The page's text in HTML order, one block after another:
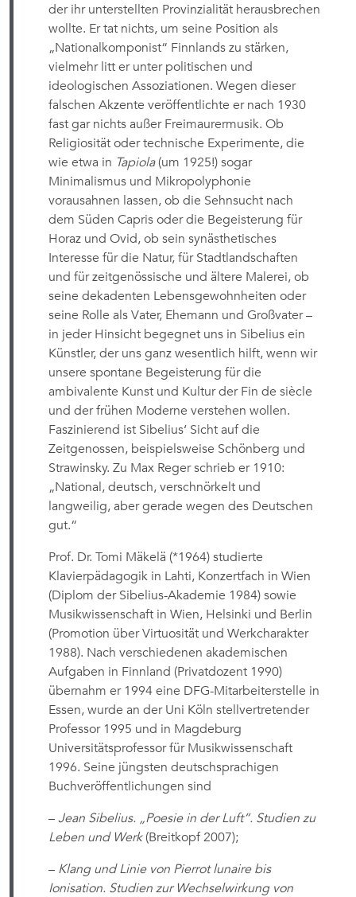
der ihr unterstellten Provinzialität herausbrechen
wollte. Er tat nichts, um seine Position als
„Nationalkomponist“ Finnlands zu stärken,
vielmehr litt er unter politischen und
ideologischen Assoziationen. Wegen dieser
falschen Akzente veröffentlichte er nach 1930
fast gar nichts außer Freimaurermusik. Ob
Religiosität oder technische Experimente, die
wie etwa in Tapiola(um 1925!) sogar
Minimalismus und Mikropolyphonie
vorausahnen lassen, ob die Sehnsucht nach
dem Süden Capris oder die Begeisterung für
Horaz und Ovid, ob sein synästhetisches
Interesse für die Natur, für Stadtlandschaften
und für zeitgenössische und ältere Malerei, ob
seine dekadenten Lebensgewohnheiten oder
seine Rolle als Vater, Ehemann und Großvater –
in jeder Hinsicht begegnet uns in Sibelius ein
Künstler, der uns ganz wesentlich hilft, wenn wir
unsere spontane Begeisterung für die
ambivalente Kunst und Kultur der Fin de siècle
und der frühen Moderne verstehen wollen.
Faszinierend ist Sibelius‘ Sicht auf die
Zeitgenossen, beispielsweise Schönberg und
Strawinsky. Zu Max Reger schrieb er 1910:
„National, deutsch, verschnörkelt und
langweilig, aber gerade wegen des Deutschen
gut.“
Prof. Dr. Tomi Mäkelä (*1964) studierte
Klavierpädagogik in Lahti, Konzertfach in Wien
(Diplom der Sibelius-Akademie 1984) sowie
Musikwissenschaft in Wien, Helsinki und Berlin
(Promotion über Virtuosität und Werkcharakter
1988). Nach verschiedenen akademischen
Aufgaben in Finnland (Privatdozent 1990)
übernahm er 1994 eine DFG-Mitarbeiterstelle in
Essen, wurde an der Uni Köln stellvertretender
Professor 1995 und in Magdeburg
Universitätsprofessor für Musikwissenschaft
1996. Seine jüngsten deutschsprachigen
Buchveröffentlichungen sind
– Jean Sibelius. „Poesie in der Luft“. Studien zu
Leben und Werk(Breitkopf 2007);
– Klang und Linie von Pierrot lunaire bis
Ionisation. Studien zur Wechselwirkung von